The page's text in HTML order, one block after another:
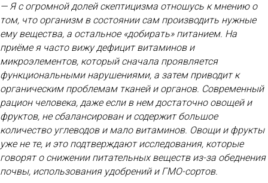
— Я с огромной долей скептицизма отношусь к мнению о
том, что организм в состоянии сам производить нужные
ему вещества, а остальное «добирать» питанием. На
приёме я часто вижу дефицит витаминов и
микроэлементов, который сначала проявляется
функциональными нарушениями, а затем приводит к
органическим проблемам тканей и органов. Современный
рацион человека, даже если в нем достаточно овощей и
фруктов, не сбалансирован и содержит большое
количество углеводов и мало витаминов. Овощи и фрукты
уже не те, и это подтверждают исследования, которые
говорят о снижении питательных веществ из-за обеднения
почвы, использования удобрений и ГМО-сортов.